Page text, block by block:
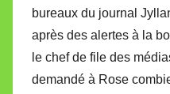
bureaux du journal
après des alertes à la
le chef de file des
demandé à Rose